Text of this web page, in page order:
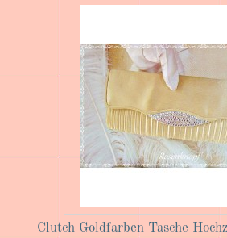
Clutch Goldfarben Tasche